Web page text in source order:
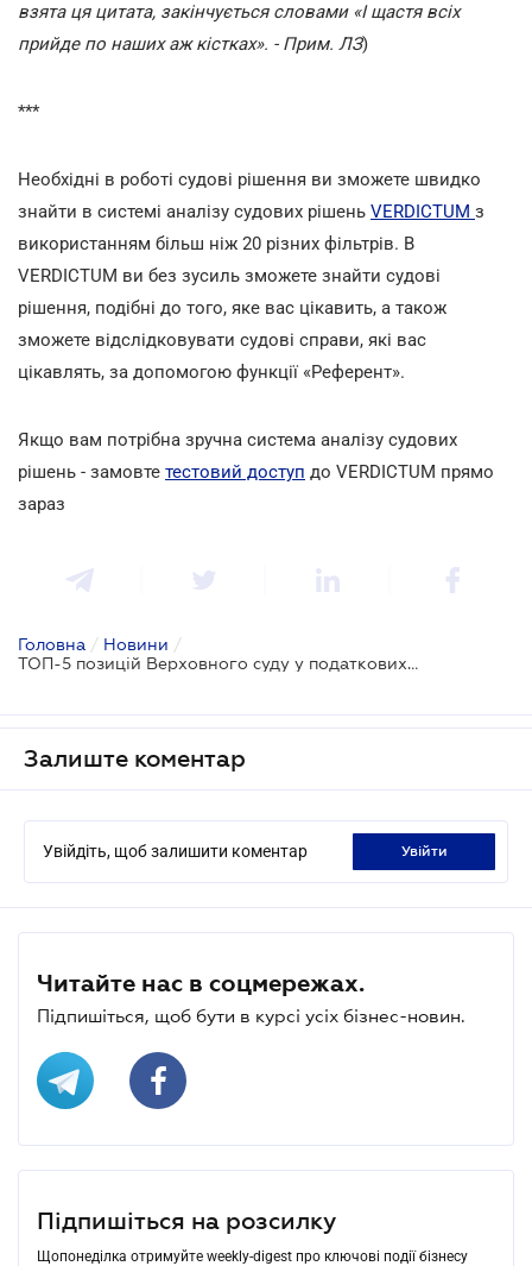
взята ця цитата, закінчується словами «І щастя всiх
прийде по наших аж кістках». - Прим. ЛЗ)
***
Необхідні в роботі судові рішення ви зможете швидко
знайти в системі аналізу судових рішень VERDICTUM з
використанням більш ніж 20 різних фільтрів. В
VERDICTUM ви без зусиль зможете знайти судові
рішення, подібні до того, яке вас цікавить, а також
зможете відслідковувати судові справи, які вас
цікавлять, за допомогою функції «Референт».
Якщо вам потрібна зручна система аналізу судових
рішень - замовте тестовий доступ до VERDICTUM прямо
зараз
Головна / Новини /
ТОП-5 позицій Верховного суду у податкових спорах у 2018 році
Залиште коментар
Увійдіть, щоб залишити коментар увійти
Читайте нас в соцмережах.
Підпишіться, щоб бути в курсі усіх бізнес-новин.
Підпишіться на розсилку
Щопонеділка отримуйте weekly-digest про ключові події бізнесу